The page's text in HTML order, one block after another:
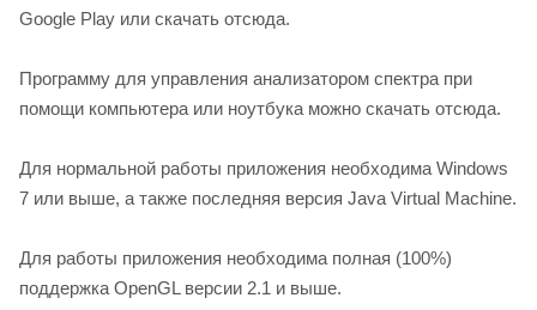
Google Play или скачать отсюда.
Программу для управления анализатором спектра при
помощи компьютера или ноутбука можно скачать отсюда.
Для нормальной работы приложения необходима Windows
7 или выше, а также последняя версия Java Virtual Machine.
Для работы приложения необходима полная (100%)
поддержка OpenGL версии 2.1 и выше.